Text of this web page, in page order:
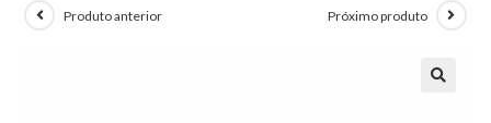
Produto anterior Próximo produto